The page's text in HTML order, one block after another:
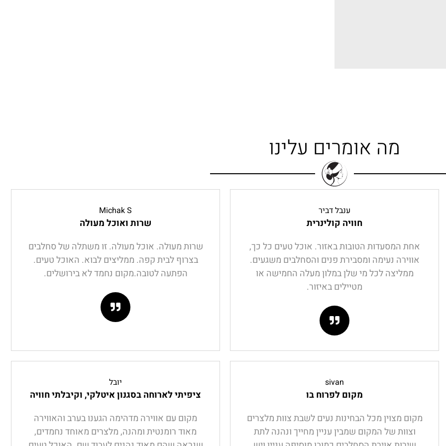
מה אומרים עלינו
ענבל דביר
חוויה קולינרית
אחת המסעדות הטובות באזור. אוכל טעים כל כך,
אווירה נעימה ומסבירת פנים והסחלבים משגעים.
ממליצה לכל מי שלן במלון מעלה החמישה או
מטיילים באיזור.
Michak S
שרות ואוכל מעולה
שרות מעולה. אוכל מעולה. זו משתלה של סחלבים
בצרוף לבית קפה. ממליצים לבוא. האוכל טעים.
הפתעה לטובה.מקום נחמד לא בירושלים.
sivan
מקום לפרוח בו
מקום מצוין מכל הבחינות נעים לשבת צוות מלצרים
וצוות של המקום שמבין עניין מחייך ונהנה לתת
יובל
ציפיתי לארוחה בסגנון איטלקי, וקיבלתי חוויה
מקום עם אווירה מדהימה הגענו בערב והאווירה
מאוד רומנטית ומהנה, מלצרים מאוחד נחמדים,